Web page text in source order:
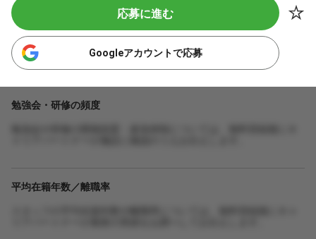
応募に進む
Googleアカウントで応募
勉強会・研修の頻度
平均在籍年数／離職率